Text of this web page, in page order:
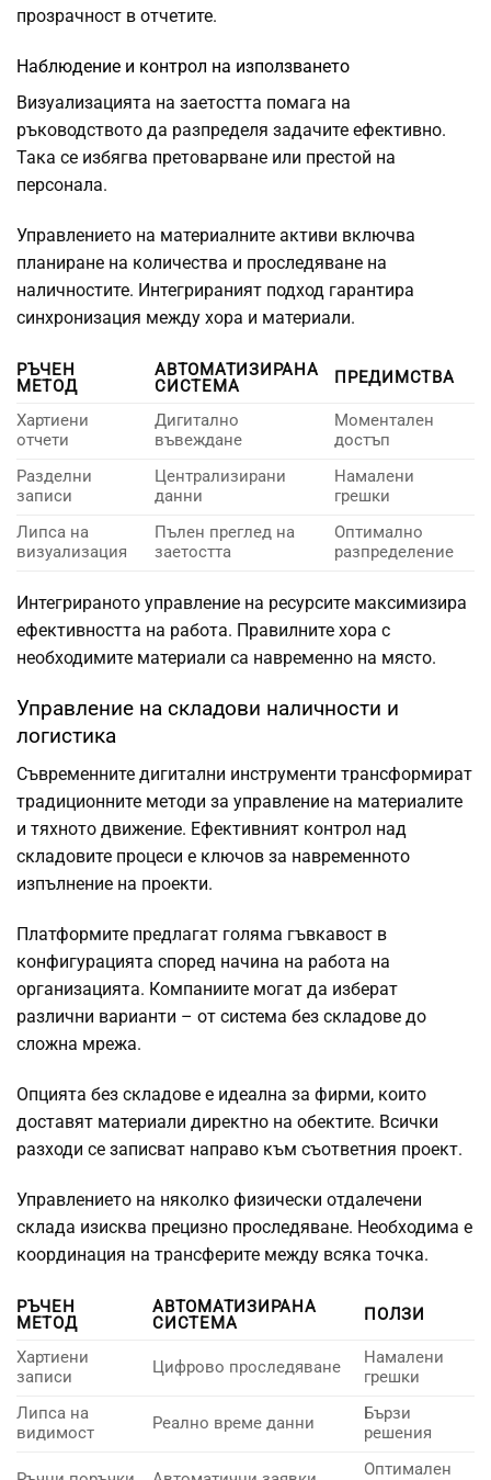
прозрачност в отчетите.
Наблюдение и контрол на използването
Визуализацията на заетостта помага на
ръководството да разпределя задачите ефективно.
Така се избягва претоварване или престой на
персонала.
Управлението на материалните активи включва
планиране на количества и проследяване на
наличностите. Интегрираният подход гарантира
синхронизация между хора и материали.
РЪЧЕН
МЕТОД
АВТОМАТИЗИРАНА
СИСТЕМА
ПРЕДИМСТВА
Хартиени
отчети
Дигитално
въвеждане
Моментален
достъп
Разделни
записи
Централизирани
данни
Намалени
грешки
Липса на
визуализация
Пълен преглед на
заетостта
Оптимално
разпределение
Интегрираното управление на ресурсите максимизира
ефективността на работа. Правилните хора с
необходимите материали са навременно на място.
Управление на складови наличности и
логистика
Съвременните дигитални инструменти трансформират
традиционните методи за управление на материалите
и тяхното движение. Ефективният контрол над
складовите процеси е ключов за навременното
изпълнение на проекти.
Платформите предлагат голяма гъвкавост в
конфигурацията според начина на работа на
организацията. Компаниите могат да изберат
различни варианти – от система без складове до
сложна мрежа.
Опцията без складове е идеална за фирми, които
доставят материали директно на обектите. Всички
разходи се записват направо към съответния проект.
Управлението на няколко физически отдалечени
склада изисква прецизно проследяване. Необходима е
координация на трансферите между всяка точка.
РЪЧЕН
МЕТОД
АВТОМАТИЗИРАНА
СИСТЕМА
ПОЛЗИ
Хартиени
записи
Цифрово проследяване
Намалени
грешки
Липса на
видимост
Реално време данни
Бързи
решения
Оптимален